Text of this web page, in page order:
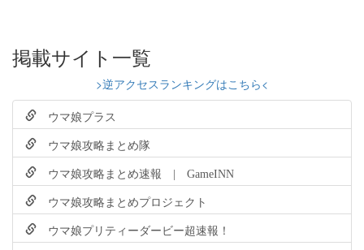
掲載サイト一覧
>逆アクセスランキングはこちら<
ウマ娘プラス
ウマ娘攻略まとめ隊
ウマ娘攻略まとめ速報 | GameINN
ウマ娘攻略まとめプロジェクト
ウマ娘プリティーダービー超速報！